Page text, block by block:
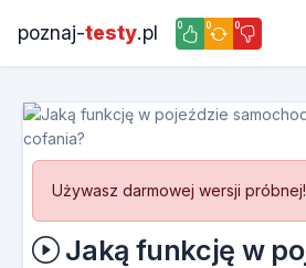
poznaj-testy.pl 0 0 0
Używasz darmowej wersji próbnej!
Jaką funkcję w